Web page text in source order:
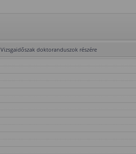
Vizsgaidőszak doktoranduszok részére